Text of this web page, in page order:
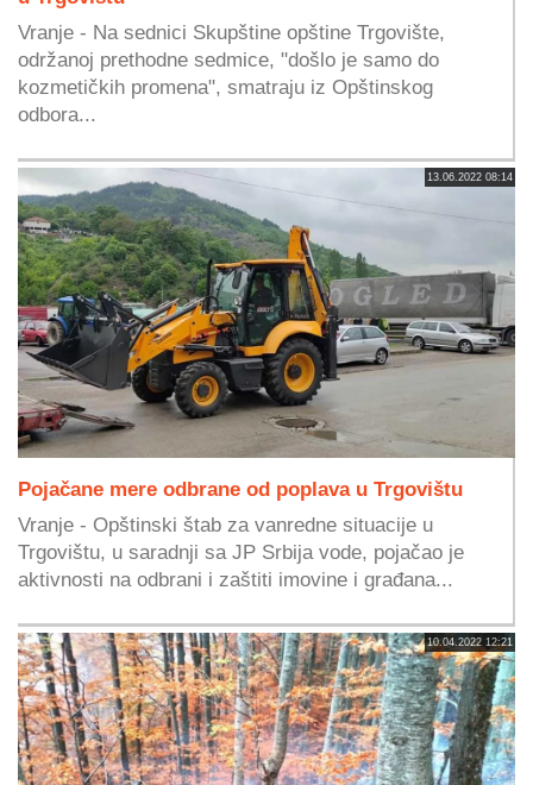
Vranje - Na sednici Skupštine opštine Trgovište,
održanoj prethodne sedmice, "došlo je samo do
kozmetičkih promena", smatraju iz Opštinskog
odbora...
13.06.2022 08:14
Pojačane mere odbrane od poplava u Trgovištu
Vranje - Opštinski štab za vanredne situacije u
Trgovištu, u saradnji sa JP Srbija vode, pojačao je
aktivnosti na odbrani i zaštiti imovine i građana...
10.04.2022 12:21